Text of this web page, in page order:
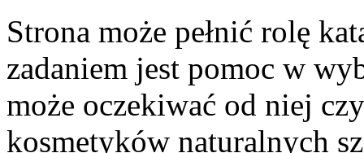
Strona może pełnić rolę
zadaniem jest pomoc w
może oczekiwać od niej
kosmetyków naturalnych